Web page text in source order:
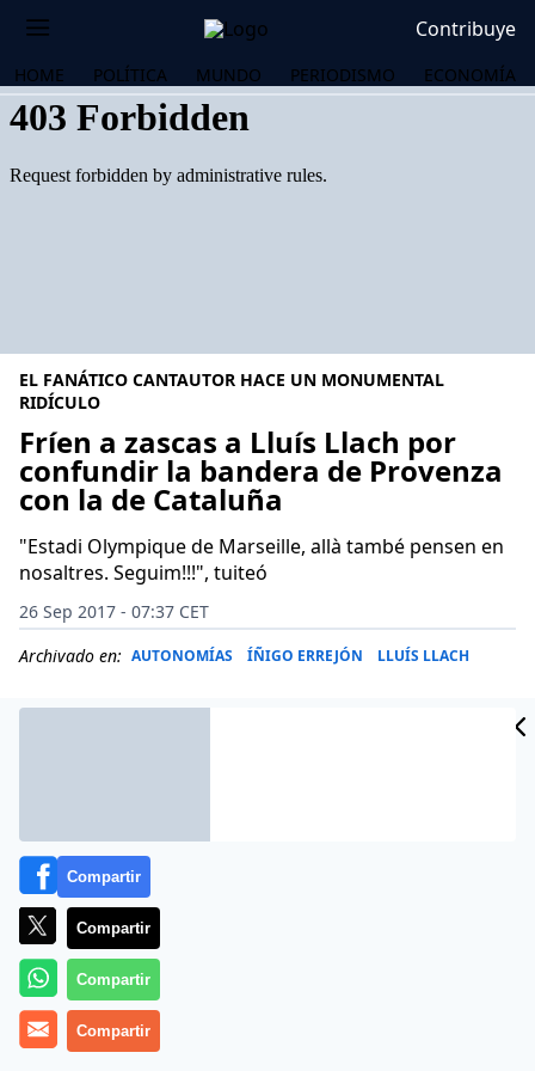
Contribuye
HOME POLÍTICA MUNDO PERIODISMO ECONOMÍA
EL FANÁTICO CANTAUTOR HACE UN MONUMENTAL
RIDÍCULO
Fríen a zascas a Lluís Llach por
confundir la bandera de Provenza
con la de Cataluña
"Estadi Olympique de Marseille, allà també pensen en
nosaltres. Seguim!!!", tuiteó
26 Sep 2017 - 07:37 CET
Archivado en: AUTONOMÍAS ÍÑIGO ERREJÓN LLUÍS LLACH
«De ridículo no se regresa jamás», dijo Juan Domingo
Compartir
Compartir
Compartir
Compartir